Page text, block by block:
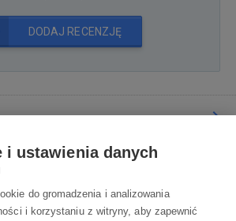
DODAJ RECENZJĘ
i ustawienia danych
do gromadzenia i analizowania
i korzystaniu z witryny, aby zapewnić